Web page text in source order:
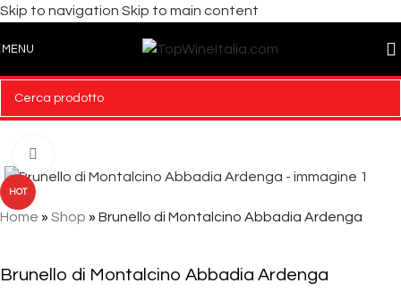
Skip to navigation Skip to main content
MENU
HOT
Home » Shop » Brunello di Montalcino Abbadia Ardenga
Brunello di Montalcino Abbadia Ardenga